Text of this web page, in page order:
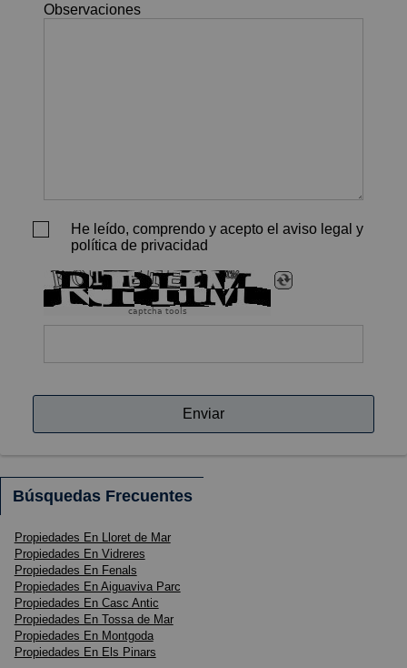
Observaciones
He leído, comprendo y acepto el aviso legal y
política de privacidad
captcha tools
Enviar
Búsquedas Frecuentes
Propiedades En Lloret de Mar
Propiedades En Vidreres
Propiedades En Fenals
Propiedades En Aiguaviva Parc
Propiedades En Casc Antic
Propiedades En Tossa de Mar
Propiedades En Montgoda
Propiedades En Els Pinars